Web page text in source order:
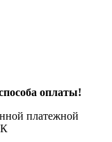
оплаты!
платежной